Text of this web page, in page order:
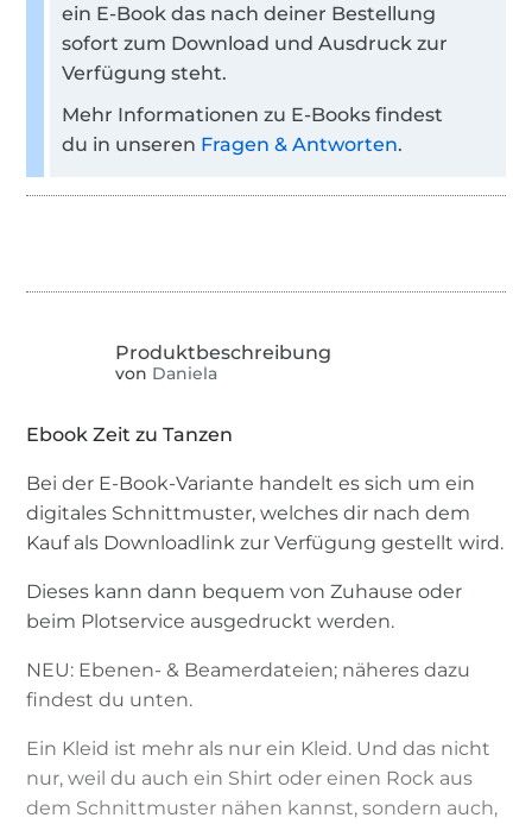
ein E-Book das nach deiner Bestellung
sofort zum Download und Ausdruck zur
Verfügung steht.
Mehr Informationen zu E-Books findest
du in unseren Fragen & Antworten.
von Daniela
Ebook Zeit zu Tanzen
Bei der E-Book-Variante handelt es sich um ein
digitales Schnittmuster, welches dir nach dem
Kauf als Downloadlink zur Verfügung gestellt wird.
Dieses kann dann bequem von Zuhause oder
beim Plotservice ausgedruckt werden.
NEU: Ebenen- & Beamerdateien; näheres dazu
findest du unten.
Ein Kleid ist mehr als nur ein Kleid. Und das nicht
nur, weil du auch ein Shirt oder einen Rock aus
dem Schnittmuster nähen kannst, sondern auch,